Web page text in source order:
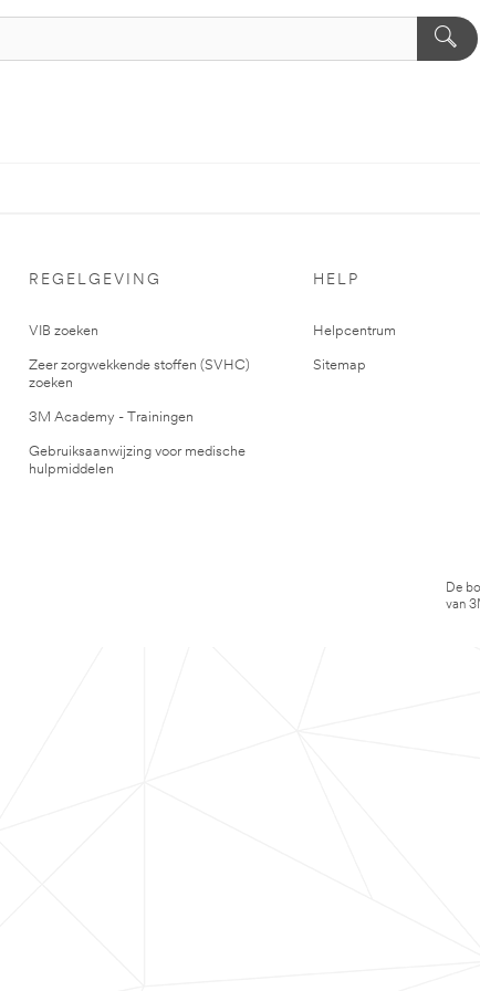
REGELGEVING
VIB zoeken
Zeer zorgwekkende stoffen (SVHC)
zoeken
3M Academy - Trainingen
Gebruiksaanwijzing voor medische
hulpmiddelen
HELP
Helpcentrum
Sitemap
De
van